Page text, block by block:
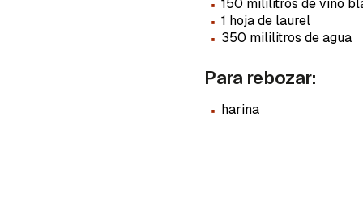
150 mililitros de vino
· 1 hoja de laurel
· 350 mililitros de agua
Para rebozar:
· harina